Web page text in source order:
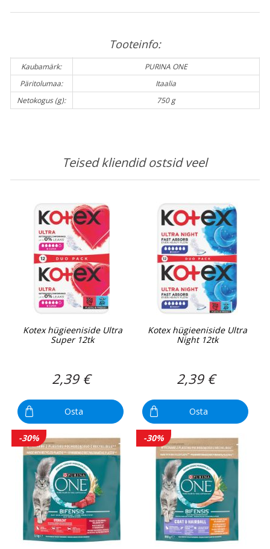
Tooteinfo:
Kaubamärk:
PURINA ONE
Päritolumaa:
Itaalia
Netokogus (g):
750 g
Teised kliendid ostsid veel
Kotex hügieeniside Ultra
Super 12tk
2,39 €
Osta
Kotex hügieeniside Ultra
Night 12tk
2,39 €
Osta
-30% -30%